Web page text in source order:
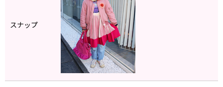
スナップ